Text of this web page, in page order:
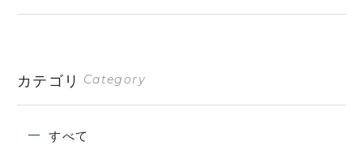
カテゴリ Category
すべて